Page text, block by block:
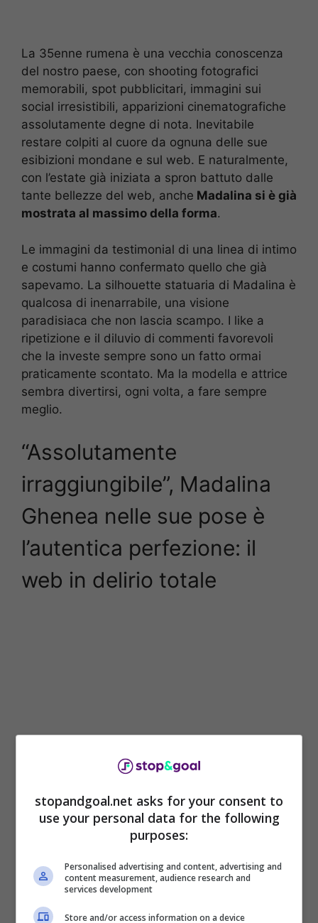
La 35enne rumena è una vecchia conoscenza
del nostro paese, con shooting fotografici
memorabili, spot pubblicitari, immagini sui
social irresistibili, apparizioni cinematografiche
assolutamente degne di nota. Inevitabile
restare colpiti al cuore da ognuna delle sue
esibizioni mondane e sul web. E naturalmente,
con l’estate già iniziata a spron battuto dalle
tante bellezze del web, anche Madalina si è già
mostrata al massimo della forma.
Le immagini da testimonial di una linea di intimo
e costumi hanno confermato quello che già
sapevamo. La silhouette statuaria di Madalina è
qualcosa di inenarrabile, una visione
paradisiaca che non lascia scampo. I like a
ripetizione e il diluvio di commenti favorevoli
che la investe sempre sono un fatto ormai
praticamente scontato. Ma la modella e attrice
sembra divertirsi, ogni volta, a fare sempre
meglio.
“Assolutamente
irraggiungibile”, Madalina
Ghenea nelle sue pose è
l’autentica perfezione: il
web in delirio totale
Ecco dunque come si è presentata nel corso di
una serata di gala in quel di Bologna. Con una
classe maestosa e la solita bellezza in grado di
favolosi.
stopandgoal.net asks for your consent to
use your personal data for the following
purposes:
Personalised advertising and content, advertising and
content measurement, audience research and
services development
Store and/or access information on a device